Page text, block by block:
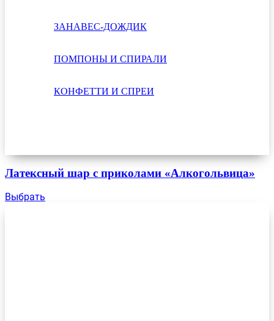
ЗАНАВЕС-ДОЖДИК
ПОМПОНЫ И СПИРАЛИ
КОНФЕТТИ И СПРЕИ
Латексный шар с приколами «Алкогольвица»
Выбрать